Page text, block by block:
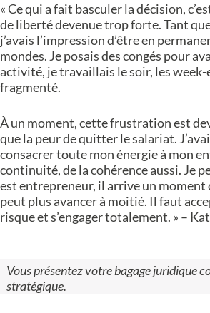
« Ce qui a fait basculer la décision,
de liberté devenue trop forte. Tant
j’avais l’impression d’être en
mondes. Je posais des congés pour
activité, je travaillais le soir, les
fragmenté.
À un moment, cette frustration est
que la peur de quitter le salariat.
consacrer toute mon énergie à mon
continuité, de la cohérence aussi. Je
est entrepreneur, il arrive un moment
peut plus avancer à moitié. Il faut
risque et s’engager totalement. » –
Vous présentez votre bagage juridique
stratégique.